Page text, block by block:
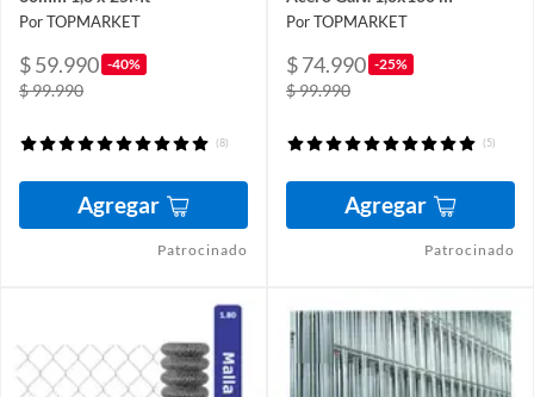
Por TOPMARKET
$ 59.990 -40%
$ 99.990
(8)
Agregar
Patrocinado
Por TOPMARKET
$ 74.990 -25%
$ 99.990
(5)
Agregar
Patrocinado